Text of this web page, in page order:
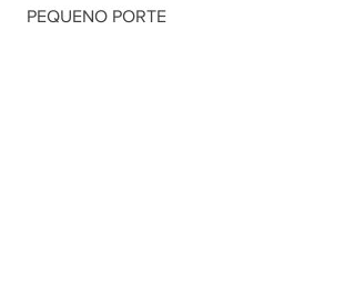
PEQUENO PORTE